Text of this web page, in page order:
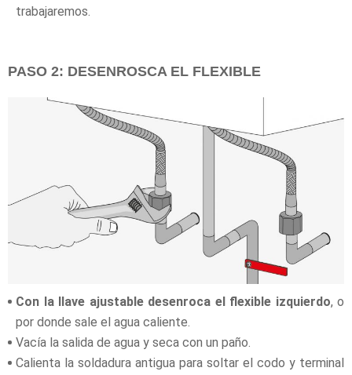
trabajaremos.
PASO 2: DESENROSCA EL FLEXIBLE
Con la llave ajustable desenroca el flexible izquierdo, o
por donde sale el agua caliente.
Vacía la salida de agua y seca con un paño.
Calienta la soldadura antigua para soltar el codo y terminal